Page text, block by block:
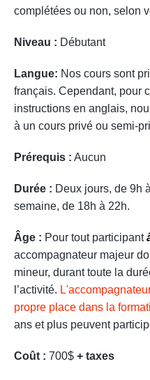
complétées ou non, selon
Niveau : Débutant
Langue: Nos cours sont
français. Cependant, pour
instructions en anglais,
à un cours privé ou semi-
Prérequis : Aucun
Durée : Deux jours, de 9h
semaine, de 18h à 22h.
Âge : Pour tout participant
accompagnateur majeur
mineur, durant toute la
l’activité.
propre place dans la
ans et plus peuvent
Coût : 700$ + taxes